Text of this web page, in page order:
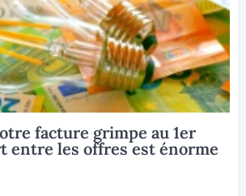
facture grimpe au 1er
entre les offres est énorme